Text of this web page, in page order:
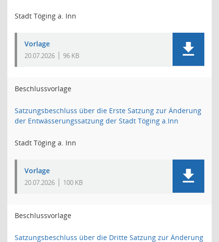
Stadt Töging a. Inn
Vorlage
20.07.2026 96 KB
Beschlussvorlage
Satzungsbeschluss über die Erste Satzung zur Änderung
der Entwässerungssatzung der Stadt Töging a.Inn
Stadt Töging a. Inn
Vorlage
20.07.2026 100 KB
Beschlussvorlage
Satzungsbeschluss über die Dritte Satzung zur Änderung